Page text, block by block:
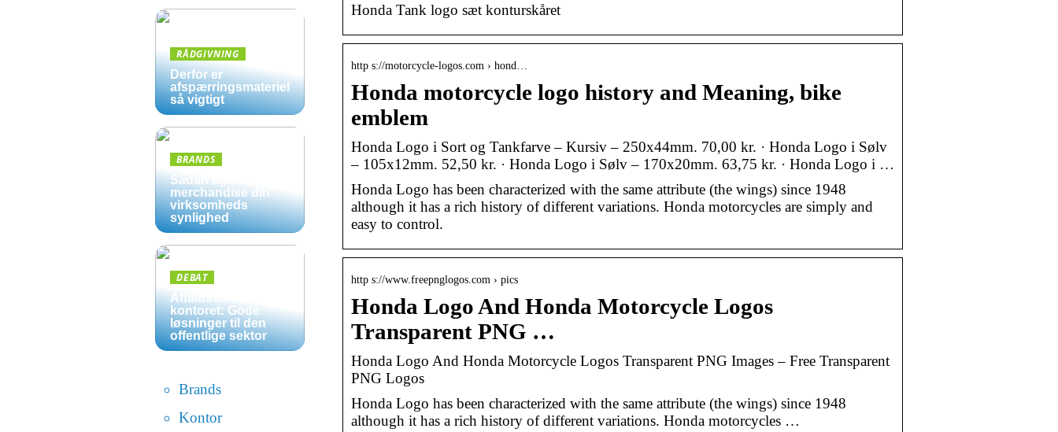
Honda Tank logo sæt konturskåret
http s://motorcycle-logos.com › hond…
Honda motorcycle logo history and Meaning, bike
emblem
Honda Logo i Sort og Tankfarve – Kursiv – 250x44mm. 70,00 kr. · Honda Logo i Sølv
– 105x12mm. 52,50 kr. · Honda Logo i Sølv – 170x20mm. 63,75 kr. · Honda Logo i …
Honda Logo has been characterized with the same attribute (the wings) since 1948
although it has a rich history of different variations. Honda motorcycles are simply and
easy to control.
http s://www.freepnglogos.com › pics
Honda Logo And Honda Motorcycle Logos
Transparent PNG …
Honda Logo And Honda Motorcycle Logos Transparent PNG Images – Free Transparent
PNG Logos
Honda Logo has been characterized with the same attribute (the wings) since 1948
although it has a rich history of different variations. Honda motorcycles …
RÅDGIVNING
Derfor er
afspærringsmateriel
så vigtigt
BRANDS
Sådan øger
merchandise din
virksomheds
synlighed
DEBAT
Affaldssortering på
kontoret: Gode
løsninger til den
offentlige sektor
Brands
Kontor